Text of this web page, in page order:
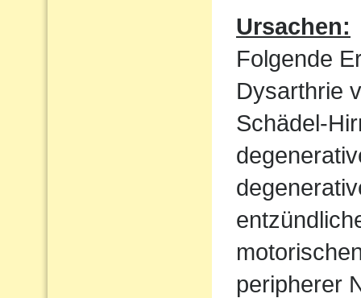
Ursachen:
Folgende
Dysarthrie
Schädel-
peripherer